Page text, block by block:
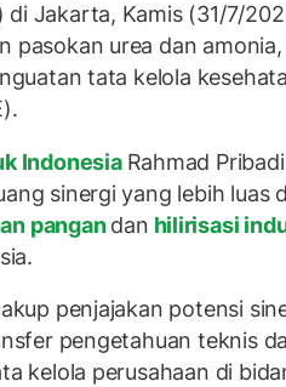
di Jakarta, Kamis (31/7/
pasokan urea dan
tata kelola
Indonesia Rahmad
sinergi yang lebih luas
pangandan hilirisasi
penjajakan potensi
pengetahuan teknis
kelola perusahaan di